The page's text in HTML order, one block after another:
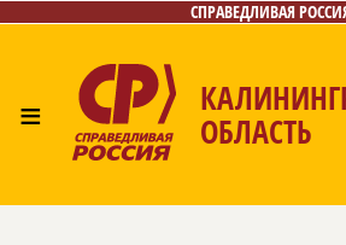
СПРАВЕДЛИВАЯ
≡ ОБЛАСТЬ